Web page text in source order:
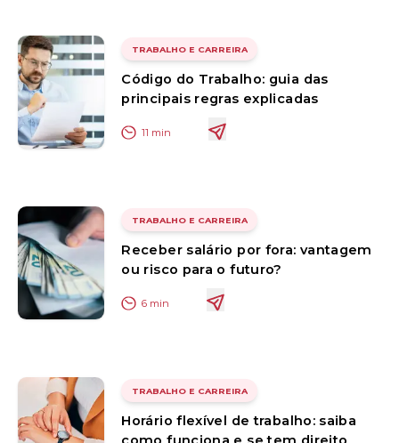
TRABALHO E CARREIRA
Código do Trabalho: guia das
principais regras explicadas
11 min
TRABALHO E CARREIRA
Receber salário por fora: vantagem
ou risco para o futuro?
6 min
TRABALHO E CARREIRA
Horário flexível de trabalho: saiba